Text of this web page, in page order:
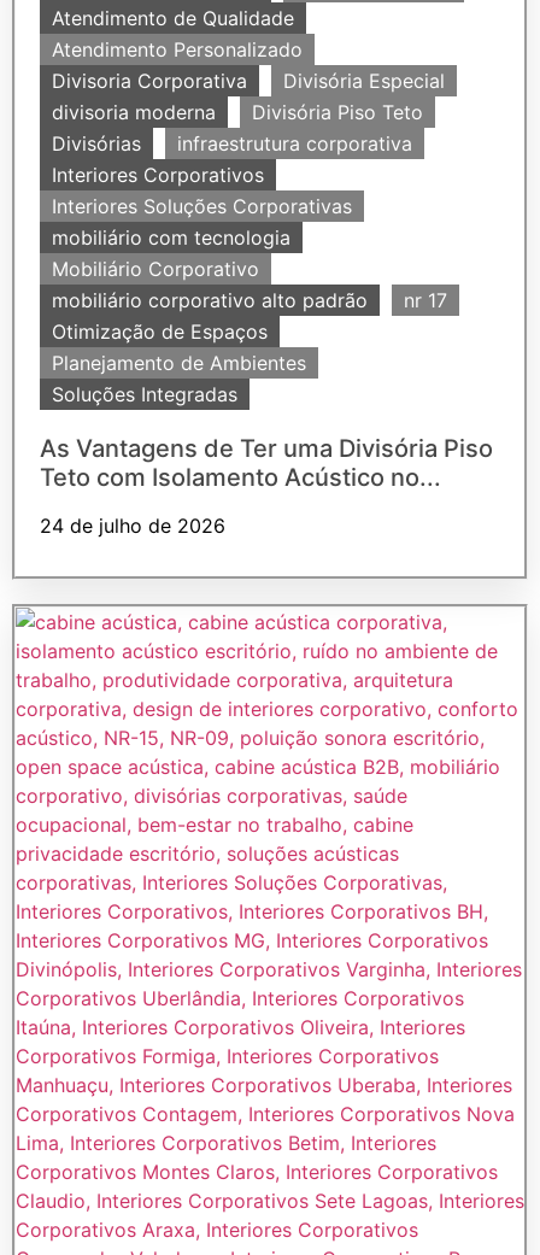
Atendimento de Qualidade
Atendimento Personalizado
Divisoria Corporativa
Divisória Especial
divisoria moderna
Divisória Piso Teto
Divisórias
infraestrutura corporativa
Interiores Corporativos
Interiores Soluções Corporativas
mobiliário com tecnologia
Mobiliário Corporativo
mobiliário corporativo alto padrão
nr 17
Otimização de Espaços
Planejamento de Ambientes
Soluções Integradas
As Vantagens de Ter uma Divisória Piso
Teto com Isolamento Acústico no...
24 de julho de 2026